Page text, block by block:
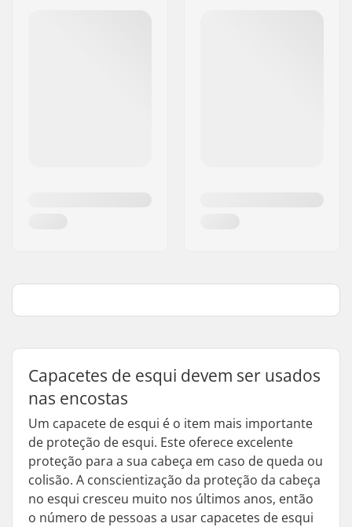
Capacetes de esqui devem ser usados
nas encostas
Um capacete de esqui é o item mais importante
de proteção de esqui. Este oferece excelente
proteção para a sua cabeça em caso de queda ou
colisão. A conscientização da proteção da cabeça
no esqui cresceu muito nos últimos anos, então
o número de pessoas a usar capacetes de esqui